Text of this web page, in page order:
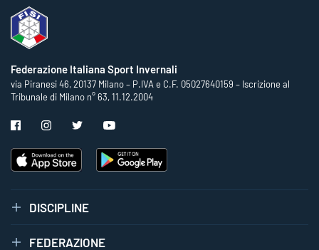
Federazione Italiana Sport Invernali
via Piranesi 46, 20137 Milano – P.IVA e C.F. 05027640159 – Iscrizione al
Tribunale di Milano n° 63, 11.12.2004
DISCIPLINE
FEDERAZIONE